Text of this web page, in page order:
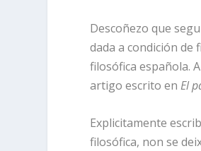
Descoñezo que
dada a condición de
filosófica española.
artigo escrito enEl
Explicitamente
filosófica, non se